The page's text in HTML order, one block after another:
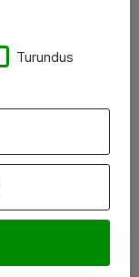
Turundus